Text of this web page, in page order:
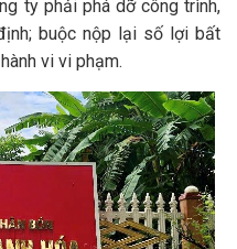
ty phải phá dỡ công trình,
buộc nộp lại số lợi bất
vi vi phạm.